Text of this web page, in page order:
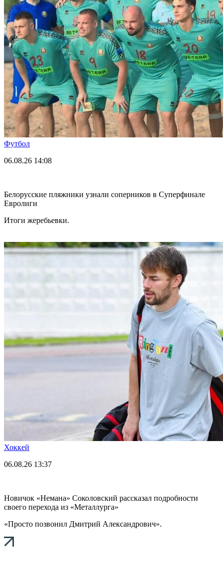
Футбол
06.08.26 14:08
Белорусские пляжники узнали соперников в Суперфинале
Евролиги
Итоги жеребьевки.
Хоккей
06.08.26 13:37
Новичок «Немана» Соколовский рассказал подробности
своего перехода из «Металлурга»
«Просто позвонил Дмитрий Александрович».